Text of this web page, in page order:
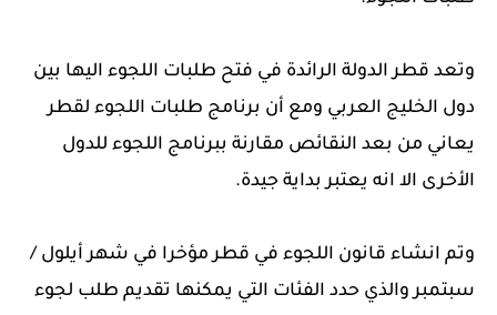
وتعد قطر الدولة الرائدة في فتح طلبات اللجوء اليها بين
دول الخليج العربي ومع أن برنامج طلبات اللجوء لقطر
يعاني من بعد النقائص مقارنة ببرنامج اللجوء للدول
الأخرى الا انه يعتبر بداية جيدة.
وتم انشاء قانون اللجوء في قطر مؤخرا في شهر أيلول /
سبتمبر والذي حدد الفئات التي يمكنها تقديم طلب لجوء